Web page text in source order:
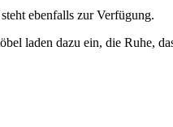
steht ebenfalls zur Verfügung.
laden dazu ein, die Ruhe,